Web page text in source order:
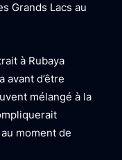
Grands Lacs au
à Rubaya
avant d’être
mélangé à la
moment de